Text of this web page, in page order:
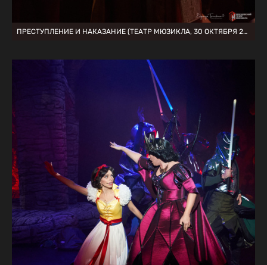
ПРЕСТУПЛЕНИЕ И НАКАЗАНИЕ (ТЕАТР МЮЗИКЛА, 30 ОКТЯБРЯ 2020)